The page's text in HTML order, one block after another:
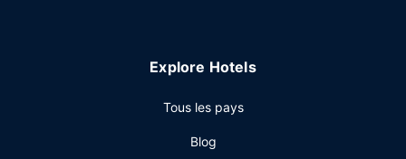
de mariages et une cheminée dans le hall.
vous attendent à Jolly Roger Restaurant, un restaurant
Explore Hotels
Tous les pays
Blog